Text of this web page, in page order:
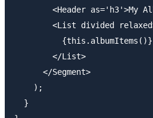
<Header as='h3'>My
<List divided
          {this.albumItems()}
        </List>
      </Segment>
    );
  }